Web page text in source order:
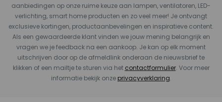
aanbiedingen op onze ruime keuze aan lampen, ventilatoren, LED-
verlichting, smart home producten en zo veel meer! Je ontvangt
exclusieve kortingen, productaanbevelingen en inspiratieve content.
Als een gewaardeerde klant vinden we jouw mening belangrijk en
vragen we je feedback na een aankoop. Je kan op elk moment
uitschrijven door op de afmeldlink onderaan de nieuwsbrief te
klikken of een mailtje te sturen via het contactformulier. Voor meer
informatie bekijk onze privacyverklaring.